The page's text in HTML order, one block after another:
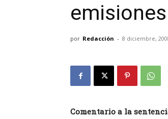
por Redacción - 8 diciembre,
Comentario a la